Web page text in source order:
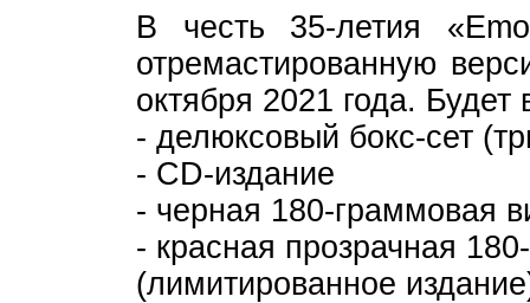
В честь 35-летия
отремастированную
октября 2021 года.
- делюксовый бокс-сет
- CD-издание
- черная 180-граммовая
- красная прозрачная
(лимитированное